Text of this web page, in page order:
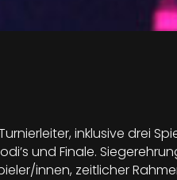
inklusive drei
und Finale.
innen, zeitlicher